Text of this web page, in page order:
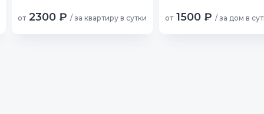
от 2300 ₽ / за квартиру в сутки от 1500 ₽ / за дом в